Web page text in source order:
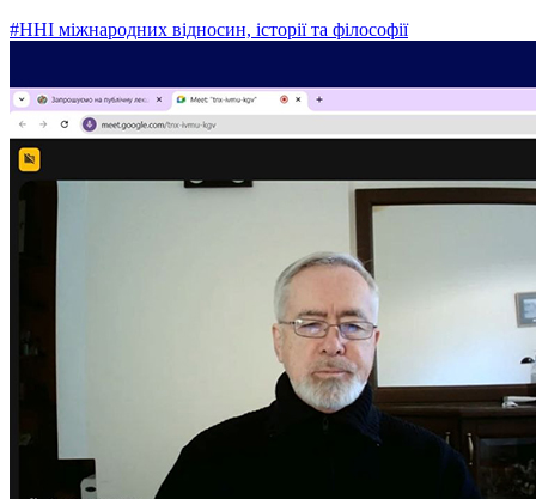
#ННІ міжнародних відносин, історії та філософії